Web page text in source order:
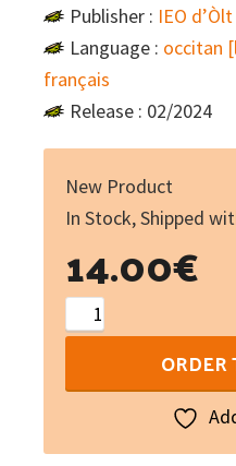
Publisher : IEO d’Òlt
Language : occitan
français
Release : 02/2024
New Product
In Stock, Shipped
14.00€
Sagesse
du